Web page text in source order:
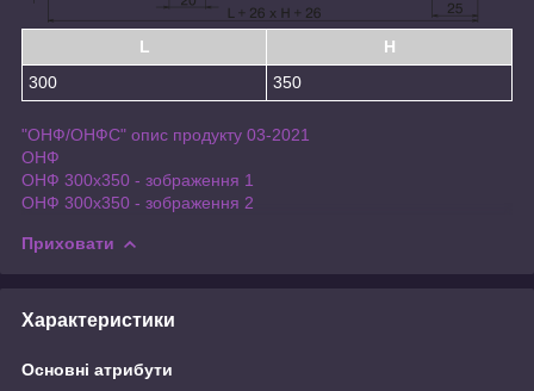
L
H
300
350
"ОНФ/ОНФС" опис продукту 03-2021
ОНФ
ОНФ 300x350 - зображення 1
ОНФ 300x350 - зображення 2
Приховати
Характеристики
Основні атрибути